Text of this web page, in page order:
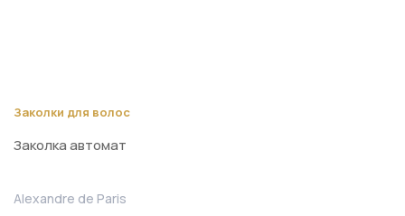
Заколки для волос
Заколка автомат
Alexandre de Paris